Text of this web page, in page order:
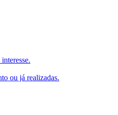
ou já realizadas.